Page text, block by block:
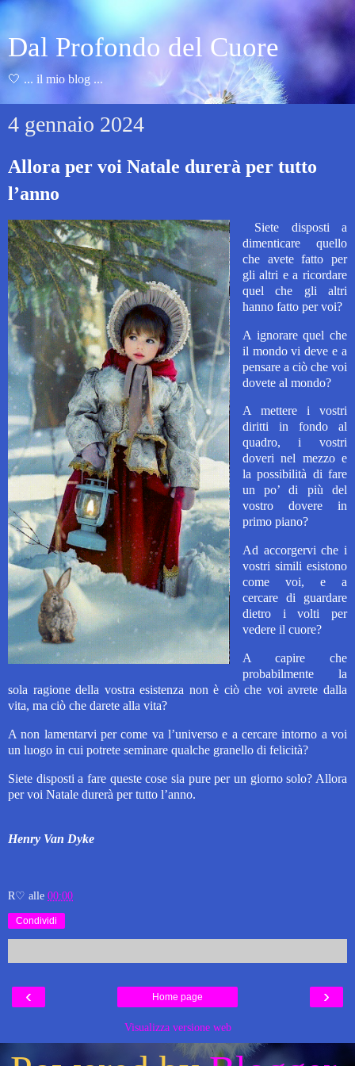
Dal Profondo del Cuore
🤍 ... il mio blog ...
4 gennaio 2024
Allora per voi Natale durerà per tutto
l’anno
Siete disposti a
dimenticare quello
che avete fatto per
gli altri e a ricordare
quel che gli altri
hanno fatto per voi?
A ignorare quel che
il mondo vi deve e a
pensare a ciò che voi
dovete al mondo?
A mettere i vostri
diritti in fondo al
quadro, i vostri
doveri nel mezzo e
la possibilità di fare
un po’ di più del
vostro dovere in
primo piano?
Ad accorgervi che i
vostri simili esistono
come voi, e a
cercare di guardare
dietro i volti per
vedere il cuore?
A capire che
probabilmente la
sola ragione della vostra esistenza non è ciò che voi avrete dalla
vita, ma ciò che darete alla vita?
A non lamentarvi per come va l’universo e a cercare intorno a voi
un luogo in cui potrete seminare qualche granello di felicità?
Siete disposti a fare queste cose sia pure per un giorno solo? Allora
per voi Natale durerà per tutto l’anno.
Henry Van Dyke
R♡ alle 00:00
Condividi
‹ ›
Home page
Visualizza versione web